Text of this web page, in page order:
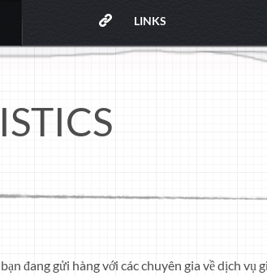
LINKS
đang gửi hàng với các chuyên gia về dịch vụ